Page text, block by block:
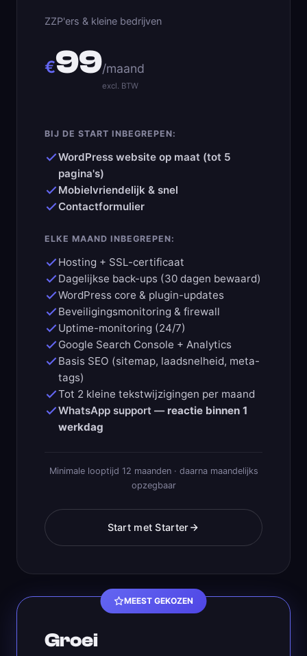
ZZP'ers & kleine bedrijven
€99/maand
excl. BTW
BIJ DE START INBEGREPEN:
WordPress website op maat (tot 5
pagina's)
Mobielvriendelijk & snel
Contactformulier
ELKE MAAND INBEGREPEN:
Hosting + SSL-certificaat
Dagelijkse back-ups (30 dagen bewaard)
WordPress core & plugin-updates
Beveiligingsmonitoring & firewall
Uptime-monitoring (24/7)
Google Search Console + Analytics
Basis SEO (sitemap, laadsnelheid, meta-
tags)
Tot 2 kleine tekstwijzigingen per maand
WhatsApp support — reactie binnen 1
werkdag
Minimale looptijd 12 maanden · daarna maandelijks
opzegbaar
Start met Starter
MEEST GEKOZEN
Groei